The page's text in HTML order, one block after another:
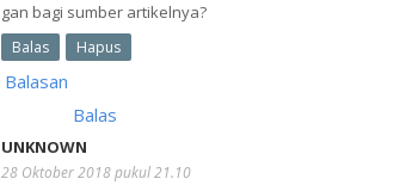
gan bagi sumber artikelnya?
Balas Hapus
Balasan
Balas
UNKNOWN
28 Oktober 2018 pukul 21.10